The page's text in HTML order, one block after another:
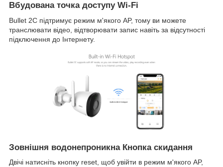
Вбудована точка доступу Wi-Fi
Bullet 2C підтримує режим м'якого AP, тому ви можете
транслювати відео, відтворювати запис навіть за відсутності
підключення до Інтернету.
Зовнішня водонепроникна Кнопка скидання
Двічі натисніть кнопку reset, щоб увійти в режим м'якого AP,